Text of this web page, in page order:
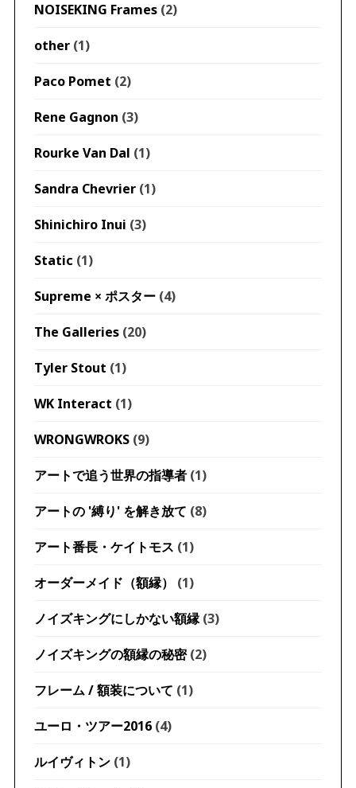
NOISEKING Frames(2)
other(1)
Paco Pomet (2)
Rene Gagnon (3)
Rourke Van Dal (1)
Sandra Chevrier(1)
Shinichiro Inui (3)
Static (1)
Supreme × ポスター(4)
The Galleries(20)
Tyler Stout (1)
WK Interact (1)
WRONGWROKS(9)
アートで追う世界の指導者(1)
アートの '縛り' を解き放て (8)
アート番長・ケイトモス (1)
オーダーメイド（額縁） (1)
ノイズキングにしかない額縁(3)
ノイズキングの額縁の秘密(2)
フレーム / 額装について (1)
ユーロ・ツアー2016(4)
ルイヴィトン(1)